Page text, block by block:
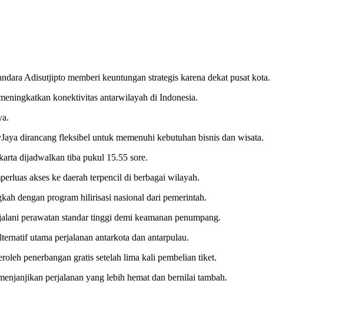
Adisutjipto memberi keuntungan strategis karena dekat pusat kota.
konektivitas antarwilayah di Indonesia.
dirancang fleksibel untuk memenuhi kebutuhan bisnis dan wisata.
dijadwalkan tiba pukul 15.55 sore.
akses ke daerah terpencil di berbagai wilayah.
dengan program hilirisasi nasional dari pemerintah.
perawatan standar tinggi demi keamanan penumpang.
utama perjalanan antarkota dan antarpulau.
penerbangan gratis setelah lima kali pembelian tiket.
perjalanan yang lebih hemat dan bernilai tambah.